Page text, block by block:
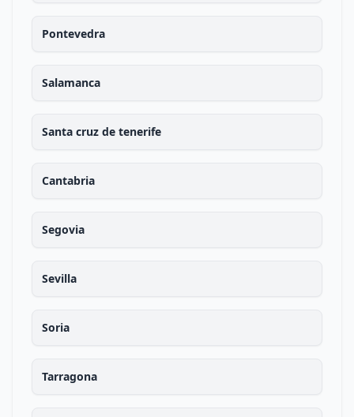
Pontevedra
Salamanca
Santa cruz de tenerife
Cantabria
Segovia
Sevilla
Soria
Tarragona